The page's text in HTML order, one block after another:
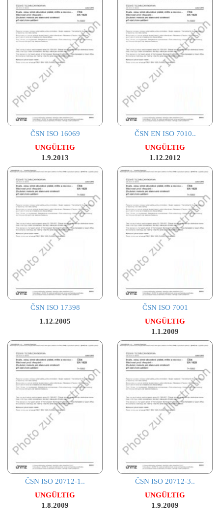
ČSN ISO 16069
UNGÜLTIG
1.9.2013
ČSN EN ISO 7010..
UNGÜLTIG
1.12.2012
ČSN ISO 17398
1.12.2005
ČSN ISO 7001
UNGÜLTIG
1.1.2009
ČSN ISO 20712-1..
UNGÜLTIG
1.8.2009
ČSN ISO 20712-3..
UNGÜLTIG
1.9.2009